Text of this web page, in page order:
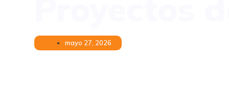
mayo 27, 2026